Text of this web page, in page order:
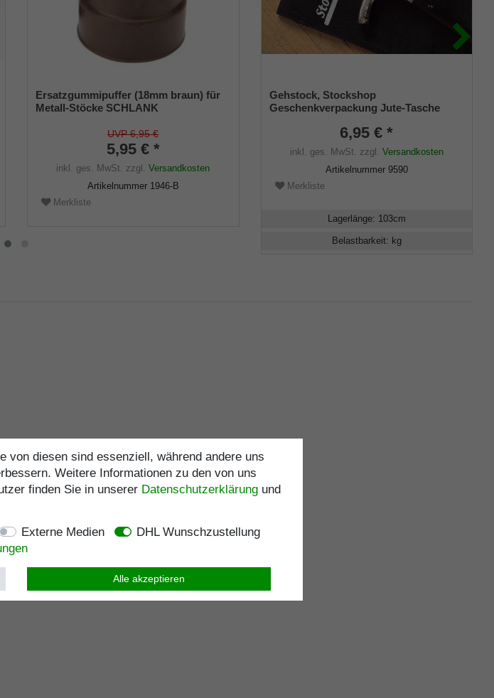
Ersatzgummipuffer (18mm braun) für
Metall-Stöcke SCHLANK
Metalleinlage (VE 1 Stück)
UVP 6,95 €
5,95 € *
inkl. ges. MwSt. zzgl.Versandkosten
Artikelnummer 1946-B
Merkliste
Gehstock, Stockshop
Geschenkverpackung Jute-Tasche
6,95 € *
inkl. ges. MwSt. zzgl. Versandkosten
Artikelnummer 9590
Merkliste
Lagerlänge: 103cm
Belastbarkeit: kg
von diesen sind essenziell, während andere uns
Weitere Informationen zu den von uns
finden Sie in unserer Daten­schutz­erklärungund
Externe Medien
DHL Wunschzustellung
Alle akzeptieren